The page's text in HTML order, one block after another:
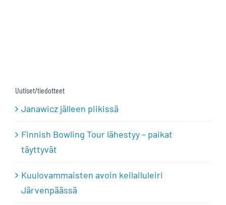
Uutiset/tiedotteet
Janawicz jälleen piikissä
Finnish Bowling Tour lähestyy – paikat
täyttyvät
Kuulovammaisten avoin keilailuleiri
Järvenpäässä